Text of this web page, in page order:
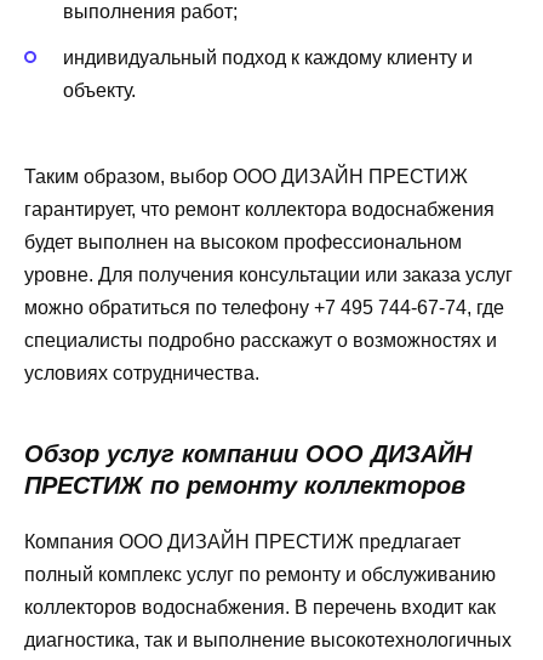
выполнения работ;
индивидуальный подход к каждому клиенту и
объекту.
Таким образом, выбор ООО ДИЗАЙН ПРЕСТИЖ
гарантирует, что ремонт коллектора водоснабжения
будет выполнен на высоком профессиональном
уровне. Для получения консультации или заказа услуг
можно обратиться по телефону +7 495 744-67-74, где
специалисты подробно расскажут о возможностях и
условиях сотрудничества.
Обзор услуг компании ООО ДИЗАЙН
ПРЕСТИЖ по ремонту коллекторов
Компания ООО ДИЗАЙН ПРЕСТИЖ предлагает
полный комплекс услуг по ремонту и обслуживанию
коллекторов водоснабжения. В перечень входит как
диагностика, так и выполнение высокотехнологичных